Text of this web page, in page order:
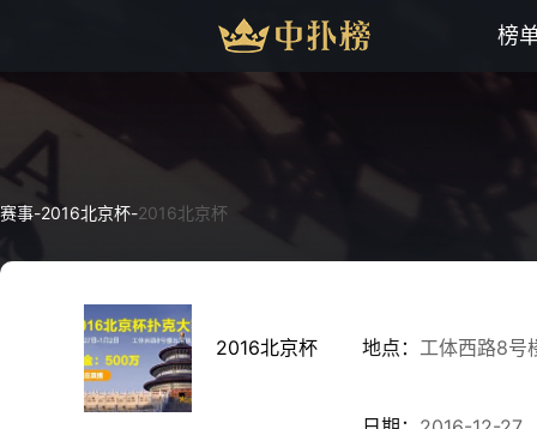
榜
赛事-2016北京杯-2016北京杯
2016北京杯 地点： 工体西路8号